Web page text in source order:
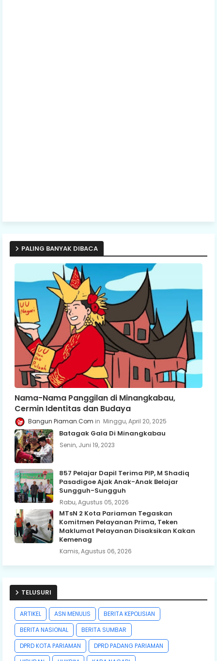
PALING BANYAK DIBACA
Nama-Nama Panggilan di Minangkabau,
Cermin Identitas dan Budaya
Bangun Piaman.Com Minggu, April 20, 2025
Batagak Gala Di Minangkabau
Senin, Juni 19, 2023
857 Pelajar Dapil Terima PIP, M Shadiq
Pasadigoe Ajak Anak-Anak Belajar
Sungguh-Sungguh
Rabu, Agustus 05, 2026
MTsN 2 Kota Pariaman Tegaskan
Komitmen Pelayanan Prima, Teken
Maklumat Pelayanan Disaksikan Kakan
Kemenag
Kamis, Agustus 06, 2026
TELUSURI
ARTIKEL ASN MENULIS
BERITA KEPOLISIAN
BERITA NASIONAL
BERITA SUMBAR
DPRD KOTA PARIAMAN
DPRD PADANG PARIAMAN